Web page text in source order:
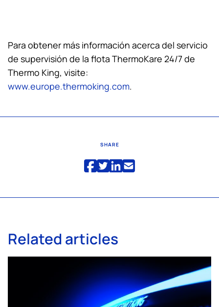
Para obtener más información acerca del servicio
de supervisión de la flota ThermoKare 24/7 de
Thermo King, visite:
www.europe.thermoking.com.
SHARE
Related articles